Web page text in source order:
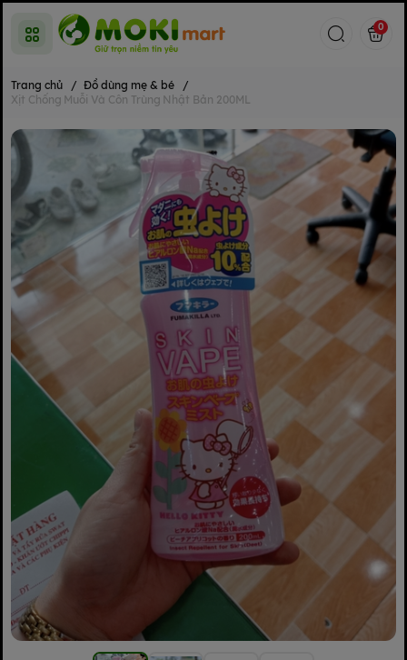
0
Trang chủ / Đồ dùng mẹ & bé
/
Xịt Chống Muỗi Và Côn Trùng Nhật Bản 200ML